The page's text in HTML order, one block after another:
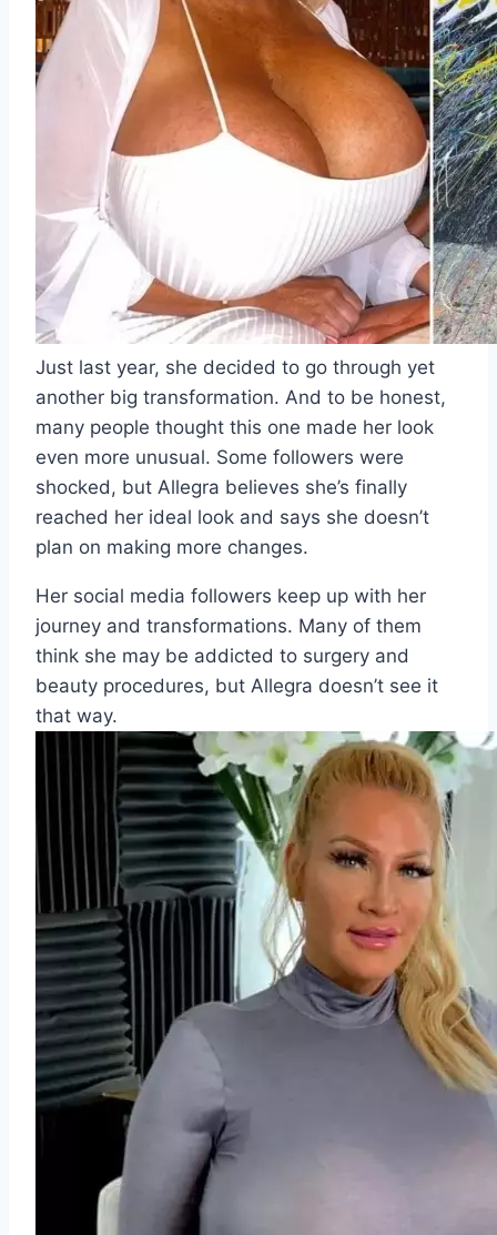
Just last year, she decided to go through yet
another big transformation. And to be honest,
many people thought this one made her look
even more unusual. Some followers were
shocked, but Allegra believes she’s finally
reached her ideal look and says she doesn’t
plan on making more changes.
Her social media followers keep up with her
journey and transformations. Many of them
think she may be addicted to surgery and
beauty procedures, but Allegra doesn’t see it
that way.